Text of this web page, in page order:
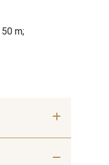
50 m;